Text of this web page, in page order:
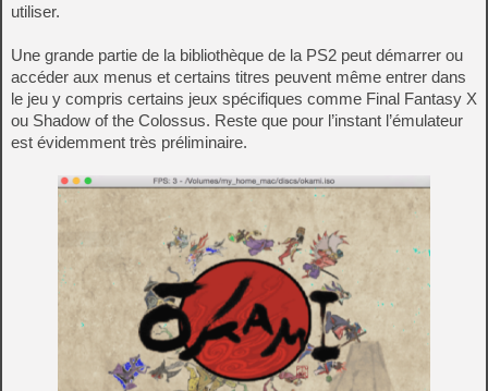
utiliser.
Une grande partie de la bibliothèque de la PS2 peut démarrer ou
accéder aux menus et certains titres peuvent même entrer dans
le jeu y compris certains jeux spécifiques comme Final Fantasy X
ou Shadow of the Colossus. Reste que pour l’instant l’émulateur
est évidemment très préliminaire.